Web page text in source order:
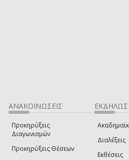
ΑΝΑΚΟΙΝΩΣΕΙΣ
Προκηρύξεις
Διαγωνισμών
Προκηρύξεις Θέσεων
Διαλέξεις
Εκθέσεις